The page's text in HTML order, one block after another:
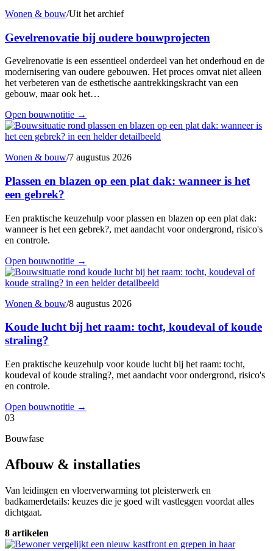
Wonen & bouw/Uit het archief
Gevelrenovatie bij oudere bouwprojecten
Gevelrenovatie is een essentieel onderdeel van het onderhoud en de
modernisering van oudere gebouwen. Het proces omvat niet alleen
het verbeteren van de esthetische aantrekkingskracht van een
gebouw, maar ook het…
Open bouwnotitie →
Wonen & bouw/7 augustus 2026
Plassen en blazen op een plat dak: wanneer is het
een gebrek?
Een praktische keuzehulp voor plassen en blazen op een plat dak:
wanneer is het een gebrek?, met aandacht voor ondergrond, risico's
en controle.
Open bouwnotitie →
Wonen & bouw/8 augustus 2026
Koude lucht bij het raam: tocht, koudeval of koude
straling?
Een praktische keuzehulp voor koude lucht bij het raam: tocht,
koudeval of koude straling?, met aandacht voor ondergrond, risico's
en controle.
Open bouwnotitie →
03
Bouwfase
Afbouw & installaties
Van leidingen en vloerverwarming tot pleisterwerk en
badkamerdetails: keuzes die je goed wilt vastleggen voordat alles
dichtgaat.
8 artikelen